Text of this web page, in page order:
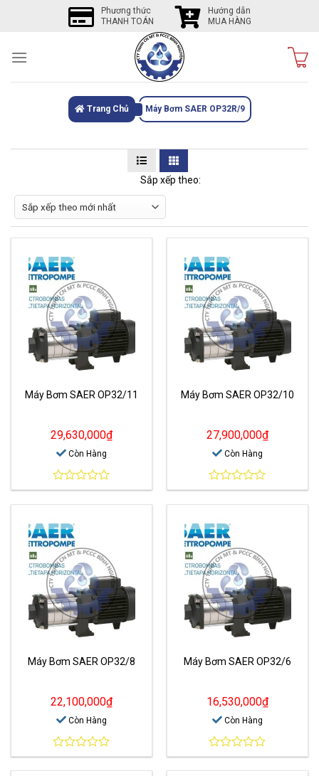
Phương thức
THANH TOÁN
Hướng dẫn
MUA HÀNG
Trang Chủ Máy Bơm SAER OP32R/9
Sắp xếp theo:
Máy Bơm SAER OP32/11
29,630,000₫
Còn Hàng
0
out
5
Máy Bơm SAER OP32/10
27,900,000₫
Còn Hàng
0
out
5
Máy Bơm SAER OP32/8
22,100,000₫
Còn Hàng
0
out
Máy Bơm SAER OP32/6
16,530,000₫
Còn Hàng
0
out